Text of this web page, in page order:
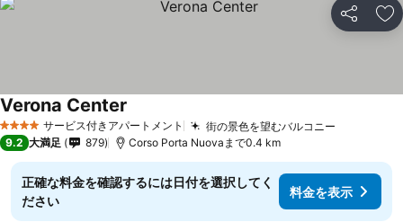
シェア お
4 ホテルのランクサービス付きアパートメント 街の景色を望むバルコニー
Verona Center
9.2 大満足 879 Corso Porta Nuovaまで0.4 km
正確な料金を確認するには日付を選択してく
ださい
料金を表示